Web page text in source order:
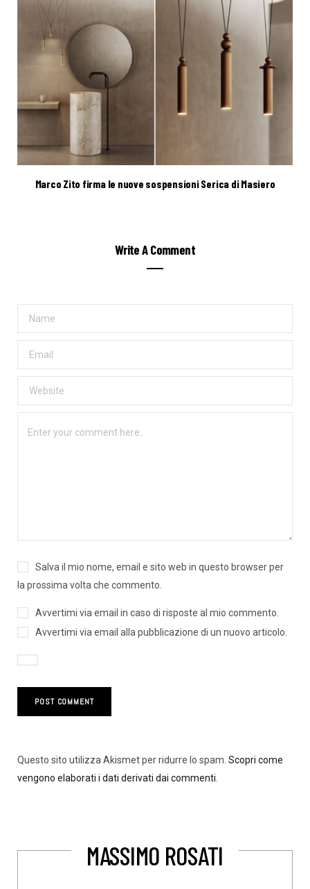
Marco Zito firma le nuove sospensioni Serica di Masiero
Write A Comment
Salva il mio nome, email e sito web in questo browser per
la prossima volta che commento.
Avvertimi via email in caso di risposte al mio commento.
Avvertimi via email alla pubblicazione di un nuovo articolo.
Questo sito utilizza Akismet per ridurre lo spam. Scopri come
vengono elaborati i dati derivati dai commenti
MASSIMO ROSATI